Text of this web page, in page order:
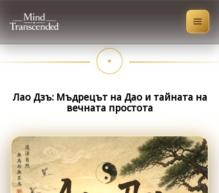
content
Лао Дзъ: Мъдрецът на Дао и тайната на
вечната простота